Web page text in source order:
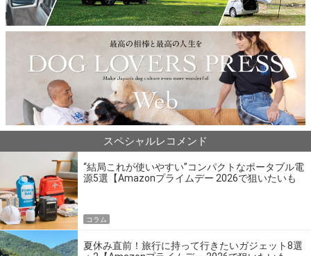
スペシャルレコメンド
“結局これが使いやすい”コンパクトなポータブル電
源5選【Amazonプライムデー 2026で狙いたいも
コラム
夏休み直前！旅行に持って行きたいガジェット8選